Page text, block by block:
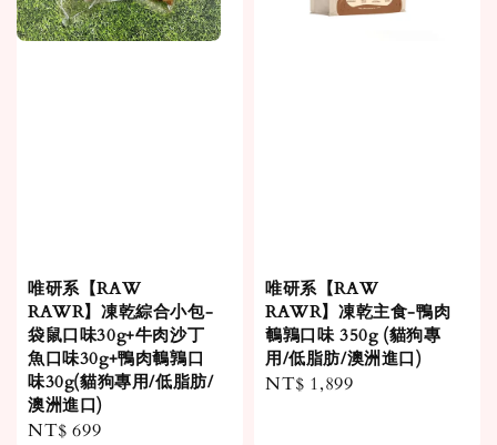
唯研系【RAW
RAWR】凍乾綜合小包-
袋鼠口味30g+牛肉沙丁
魚口味30g+鴨肉鵪鶉口
味30g(貓狗專用/低脂肪/
澳洲進口)
Regular
NT$ 699
唯研系【RAW
RAWR】凍乾主食-鴨肉
鵪鶉口味 350g (貓狗專
用/低脂肪/澳洲進口)
Regular
NT$ 1,899